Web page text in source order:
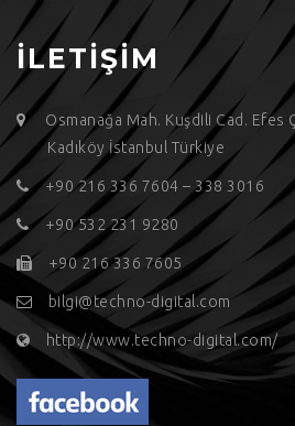
İLETİŞİM
Osmanağa Mah. Kuşdili Cad. Efes
Kadıköy İstanbul Türkiye
+90 216 336 7604 – 338 3016
+90 532 231 9280
+90 216 336 7605
bilgi@techno-digital.com
http://www.techno-digital.com/